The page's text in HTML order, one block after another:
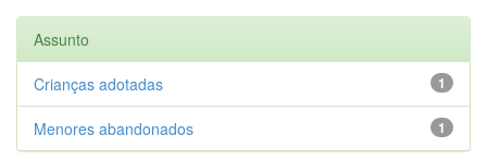
Assunto
1
Crianças adotadas
1
Menores abandonados